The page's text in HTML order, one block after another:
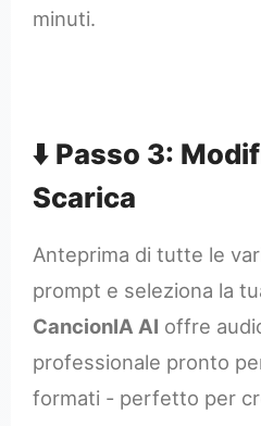
minuti.
⬇️ Passo 3:
Scarica
Anteprima di tutte le
prompt e seleziona la
CancionIA AI offre
professionale pronto
formati - perfetto per